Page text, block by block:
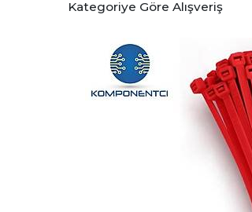
Kategoriye Göre Alışveriş